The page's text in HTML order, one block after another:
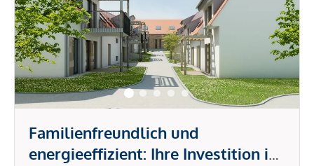
Familienfreundlich und
energieeffizient: Ihre Investition in